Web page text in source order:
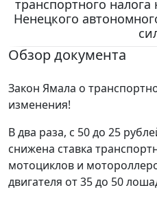
транспортного
Ненецкого
Обзор документа
Закон Ямала о
изменения!
В два раза, с 50 до 25
снижена ставка
мотоциклов и
двигателя от 35 до 50